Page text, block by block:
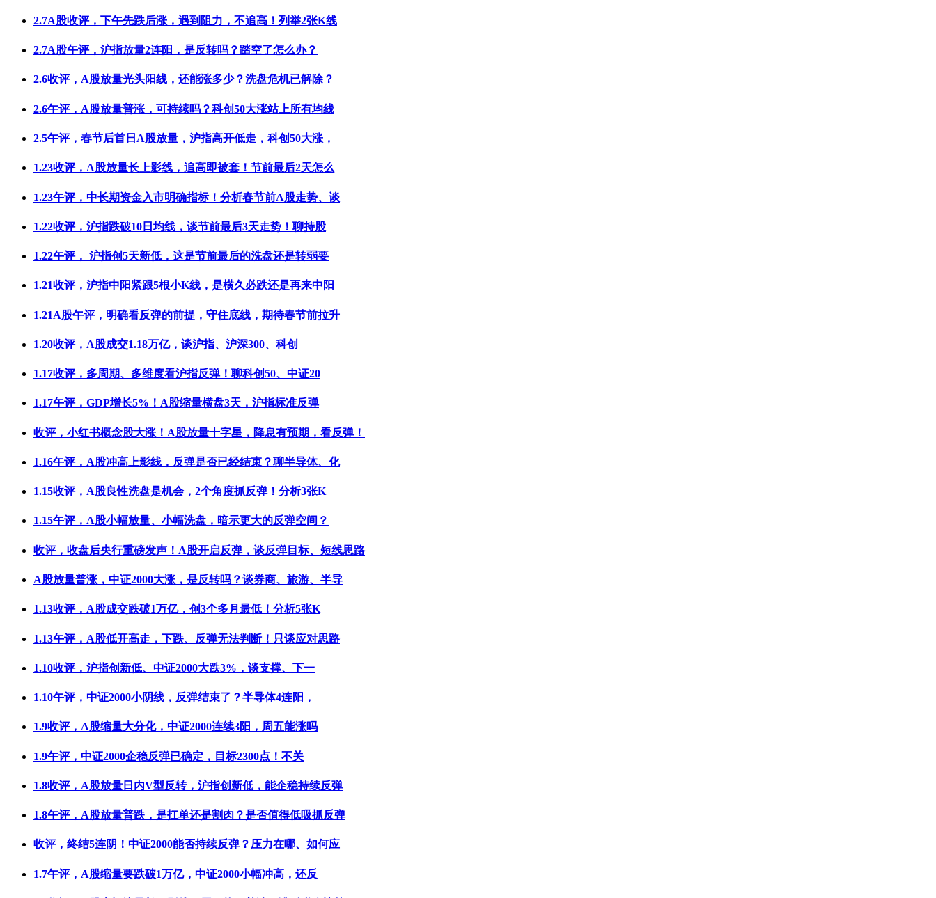
2.7A股收评，下午先跌后涨，遇到阻力，不追高！列举2张K线
2.7A股午评，沪指放量2连阳，是反转吗？踏空了怎么办？
2.6收评，A股放量光头阳线，还能涨多少？洗盘危机已解除？
2.6午评，A股放量普涨，可持续吗？科创50大涨站上所有均线
2.5午评，春节后首日A股放量，沪指高开低走，科创50大涨，
1.23收评，A股放量长上影线，追高即被套！节前最后2天怎么
1.23午评，中长期资金入市明确指标！分析春节前A股走势、谈
1.22收评，沪指跌破10日均线，谈节前最后3天走势！聊持股
1.22午评， 沪指创5天新低，这是节前最后的洗盘还是转弱要
1.21收评，沪指中阳紧跟5根小K线，是横久必跌还是再来中阳
1.21A股午评，明确看反弹的前提，守住底线，期待春节前拉升
1.20收评，A股成交1.18万亿，谈沪指、沪深300、科创
1.17收评，多周期、多维度看沪指反弹！聊科创50、中证20
1.17午评，GDP增长5%！A股缩量横盘3天，沪指标准反弹
收评，小红书概念股大涨！A股放量十字星，降息有预期，看反弹！
1.16午评，A股冲高上影线，反弹是否已经结束？聊半导体、化
1.15收评，A股良性洗盘是机会，2个角度抓反弹！分析3张K
1.15午评，A股小幅放量、小幅洗盘，暗示更大的反弹空间？
收评，收盘后央行重磅发声！A股开启反弹，谈反弹目标、短线思路
A股放量普涨，中证2000大涨，是反转吗？谈券商、旅游、半导
1.13收评，A股成交跌破1万亿，创3个多月最低！分析5张K
1.13午评，A股低开高走，下跌、反弹无法判断！只谈应对思路
1.10收评，沪指创新低、中证2000大跌3%，谈支撑、下一
1.10午评，中证2000小阴线，反弹结束了？半导体4连阳，
1.9收评，A股缩量大分化，中证2000连续3阳，周五能涨吗
1.9午评，中证2000企稳反弹已确定，目标2300点！不关
1.8收评，A股放量日内V型反转，沪指创新低，能企稳持续反弹
1.8午评，A股放量普跌，是扛单还是割肉？是否值得低吸抓反弹
收评，终结5连阴！中证2000能否持续反弹？压力在哪、如何应
1.7午评，A股缩量要跌破1万亿，中证2000小幅冲高，还反